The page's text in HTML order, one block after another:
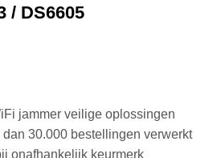
/ DS6605
jammer veilige oplossingen
30.000 bestellingen verwerkt
onafhankelijk keurmerk